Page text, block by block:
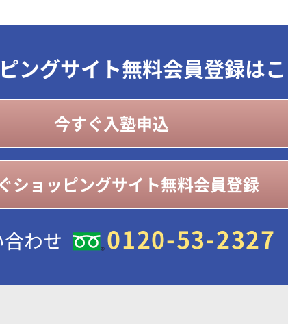
ングサイト無料会員登録はこ
今すぐ入塾申込
ショッピングサイト無料会員登録
わせ 0120-53-2327